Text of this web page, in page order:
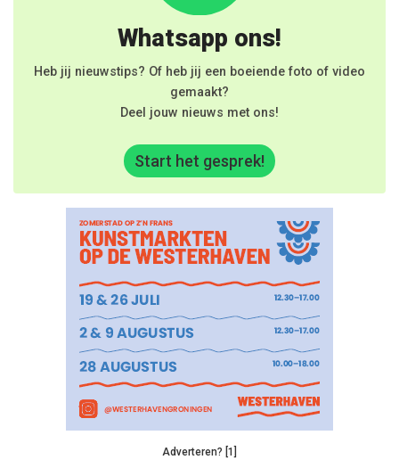
Whatsapp ons!
Heb jij nieuwstips? Of heb jij een boeiende foto of video
gemaakt?
Deel jouw nieuws met ons!
Start het gesprek!
Adverteren? [1]